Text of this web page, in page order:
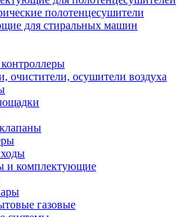
полотенцесушители
для стиральных машин
очистители, осушители воздуха
и комплектующие
газовые